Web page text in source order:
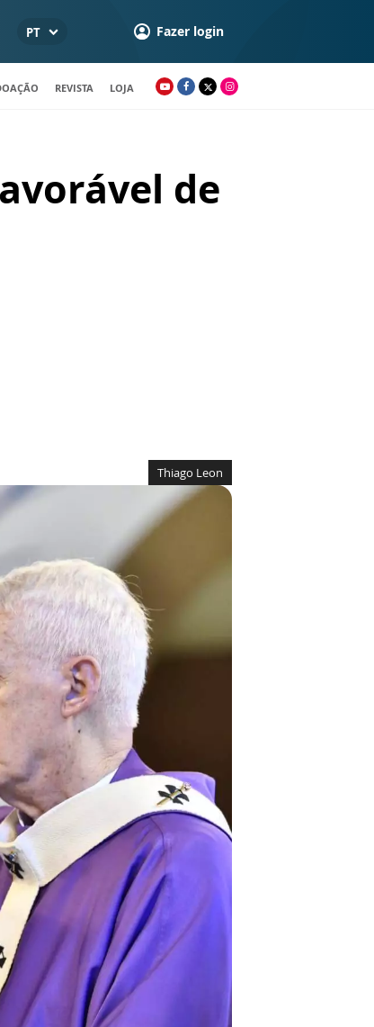
PT Fazer login
REVISTA LOJA
de
Thiago Leon